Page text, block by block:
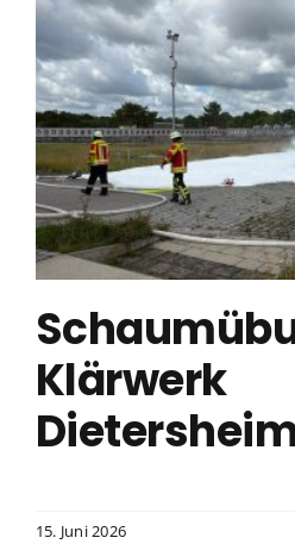
Klärwerk
15. Juni 2026